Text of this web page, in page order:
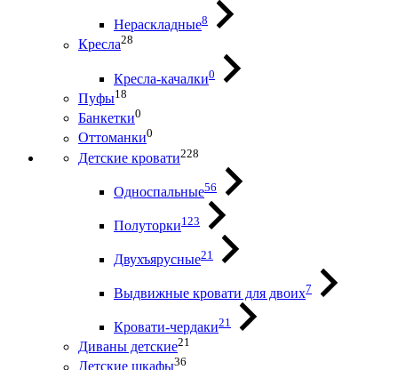
Нераскладные8
Кресла28
Кресла-качалки0
Пуфы18
Банкетки0
Оттоманки0
Детские кровати228
Односпальные56
Полуторки123
Двухъярусные21
Выдвижные кровати для двоих7
Кровати-чердаки21
Диваны детские21
Детские шкафы36